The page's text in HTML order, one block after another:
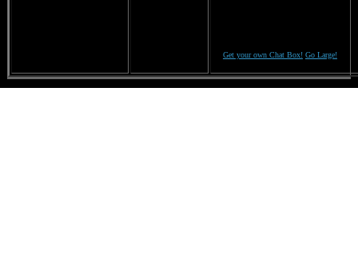
Get your own Chat Box! Go Large!